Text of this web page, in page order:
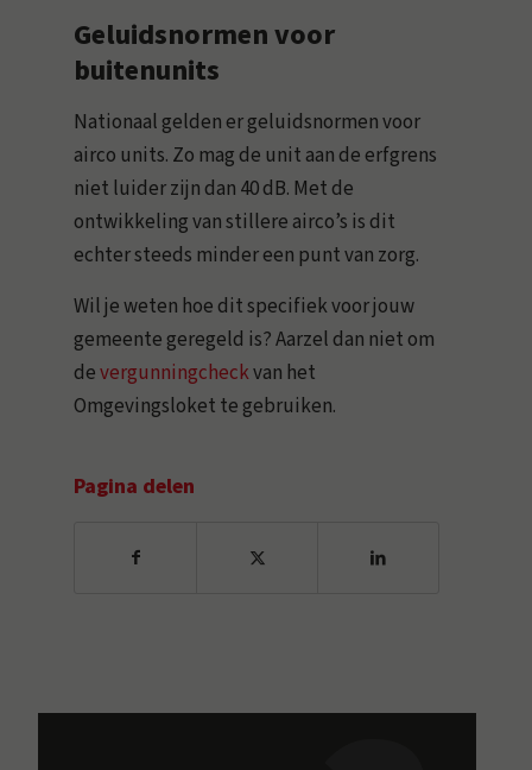
Geluidsnormen voor
buitenunits
Nationaal gelden er geluidsnormen voor
airco units. Zo mag de unit aan de erfgrens
niet luider zijn dan 40 dB. Met de
ontwikkeling van stillere airco’s is dit
echter steeds minder een punt van zorg.
Wil je weten hoe dit specifiek voor jouw
gemeente geregeld is? Aarzel dan niet om
devergunningcheckvan het
Omgevingsloket te gebruiken.
Pagina delen